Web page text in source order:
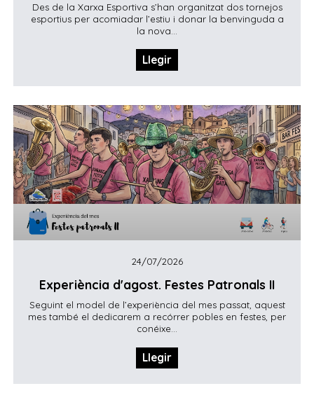
Des de la Xarxa Esportiva s’han organitzat dos tornejos
esportius per acomiadar l’estiu i donar la benvinguda a
la nova...
Llegir
24/07/2026
Experiència d'agost. Festes Patronals II
Seguint el model de l’experiència del mes passat, aquest
mes també el dedicarem a recórrer pobles en festes, per
conéixe...
Llegir